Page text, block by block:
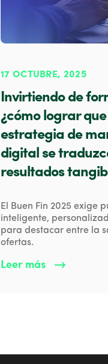
17 OCTUBRE, 2025
Invirtiendo de
¿cómo lograr
estrategia de
digital se
resultados
El Buen Fin 2025 exige
inteligente,
para destacar entre la
ofertas.
Leer más